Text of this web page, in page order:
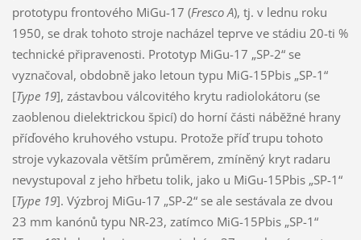
prototypu frontového MiGu-17 (Fresco A), tj. v lednu roku
1950, se drak tohoto stroje nacházel teprve ve stádiu 20-ti %
technické připravenosti. Prototyp MiGu-17 „SP-2“ se
vyznačoval, obdobně jako letoun typu MiG-15Pbis „SP-1“
[Type 19], zástavbou válcovitého krytu radiolokátoru (se
zaoblenou dielektrickou špicí) do horní části náběžné hrany
příďového kruhového vstupu. Protože příď trupu tohoto
stroje vykazovala větším průměrem, zmíněný kryt radaru
nevystupoval z jeho hřbetu tolik, jako u MiGu-15Pbis „SP-1“
[Type 19]. Výzbroj MiGu-17 „SP-2“ se ale sestávala ze dvou
23 mm kanónů typu NR-23, zatímco MiG-15Pbis „SP-1“